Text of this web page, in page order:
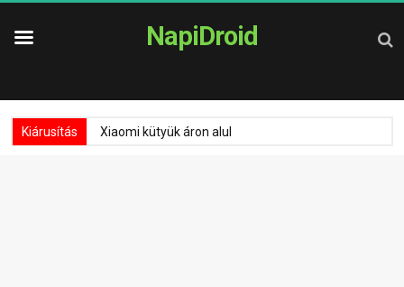
NapiDroid
Kiárusítás Xiaomi kütyük áron alul